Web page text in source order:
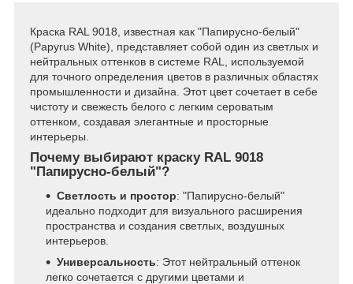
Краска RAL 9018, известная как "Папирусно-белый"
(Papyrus White), представляет собой один из светлых и
нейтральных оттенков в системе RAL, используемой
для точного определения цветов в различных областях
промышленности и дизайна. Этот цвет сочетает в себе
чистоту и свежесть белого с легким сероватым
оттенком, создавая элегантные и просторные
интерьеры.
Почему выбирают краску RAL 9018
"Папирусно-белый"?
Светлость и простор: "Папирусно-белый"
идеально подходит для визуального расширения
пространства и создания светлых, воздушных
интерьеров.
Универсальность: Этот нейтральный оттенок
легко сочетается с другими цветами и